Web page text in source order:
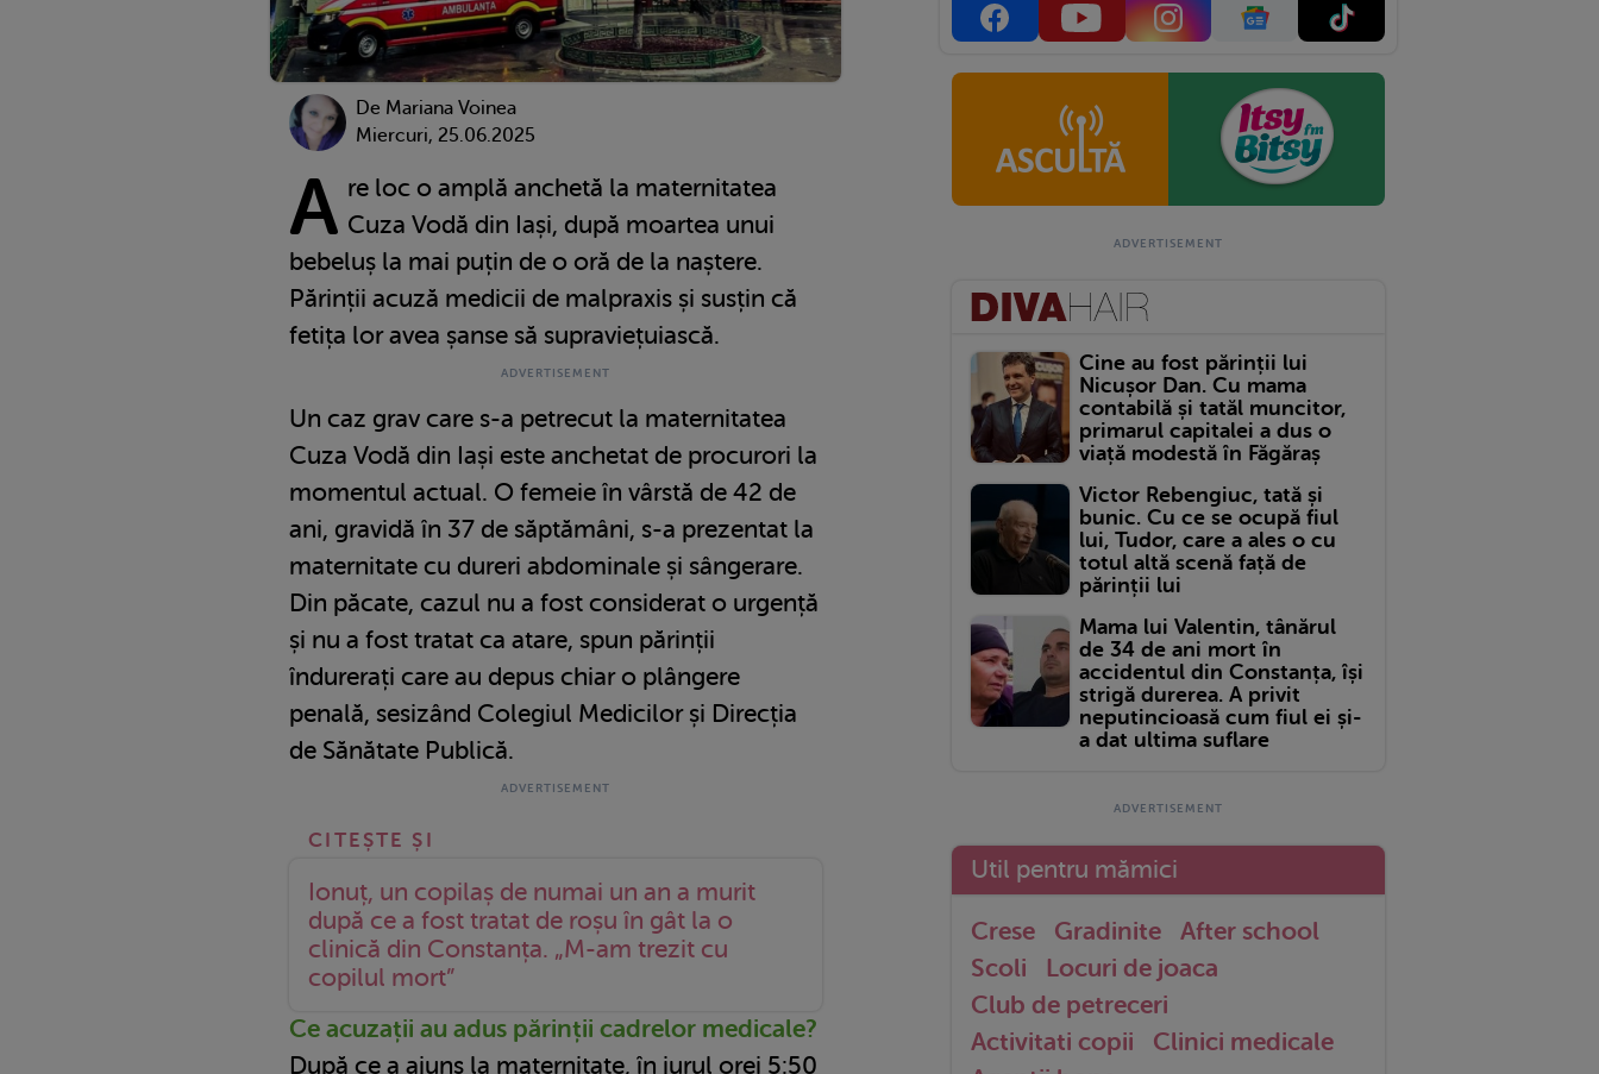
De Mariana Voinea
Miercuri, 25.06.2025
A re loc o amplă anchetă la maternitatea
Cuza Vodă din Iași, după moartea unui
bebeluș la mai puțin de o oră de la naștere.
Părinții acuză medicii de malpraxis și susțin că
fetița lor avea șanse să supraviețuiască.
Un caz grav care s-a petrecut la maternitatea
Cuza Vodă din Iași este anchetat de procurori la
momentul actual. O femeie în vârstă de 42 de
ani, gravidă în 37 de săptămâni, s-a prezentat la
maternitate cu dureri abdominale și sângerare.
Din păcate, cazul nu a fost considerat o urgență
și nu a fost tratat ca atare, spun părinții
îndurerați care au depus chiar o plângere
penală, sesizând Colegiul Medicilor și Direcția
de Sănătate Publică.
Ionuț, un copilaș de numai un an a murit
după ce a fost tratat de roșu în gât la o
clinică din Constanța. „M-am trezit cu
copilul mort”
Ce acuzații au adus părinții cadrelor medicale?
După ce a ajuns la maternitate, în jurul orei 5:50
Cine au fost părinții lui
Nicușor Dan. Cu mama
contabilă și tatăl muncitor,
primarul capitalei a dus o
viață modestă în Făgăraș
Victor Rebengiuc, tată și
bunic. Cu ce se ocupă fiul
lui, Tudor, care a ales o cu
totul altă scenă față de
părinții lui
Mama lui Valentin, tânărul
de 34 de ani mort în
accidentul din Constanța, își
strigă durerea. A privit
neputincioasă cum fiul ei și-
a dat ultima suflare
Util pentru mămici
Crese Gradinite
After school
Scoli
Locuri de joaca
Club de petreceri
Activitati copii
Clinici medicale